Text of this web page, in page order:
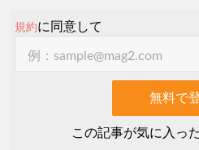
規約に同意して
この記事が気に入っ